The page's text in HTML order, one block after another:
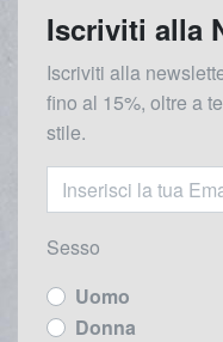
Iscriviti alla
Iscriviti alla
fino al 15%, oltre a
stile.
Sesso
Uomo
Donna